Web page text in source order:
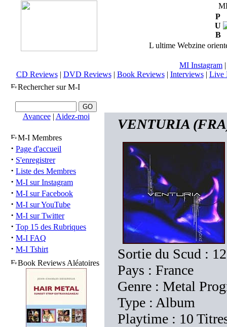
P
U
B
L ultime Webzine
MI Instagram
CD Reviews| DVD Reviews| Book Reviews| Interviews| Live
Rechercher sur M-I
Avancee| Aidez-moi
M-I Membres
· Page d'accueil
· S'enregistrer
· Liste des Membres
· M-I sur Instagram
· M-I sur Facebook
· M-I sur YouTube
· M-I sur Twitter
· Top 15 des Rubriques
· M-I FAQ
· M-I Tshirt
Book Reviews Aléatoires
VENTURIA
Sortie du Scud :
Pays : France
Genre : Metal
Type : Album
Playtime : 10